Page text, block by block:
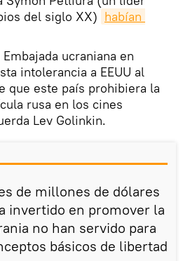
del siglo XX) habían
ucraniana en
intolerancia a EEUU al
que este país prohibiera la
rusa en los cines
Lev Golinkin.
de millones de dólares
invertido en promover la
no han servido para
básicos de libertad